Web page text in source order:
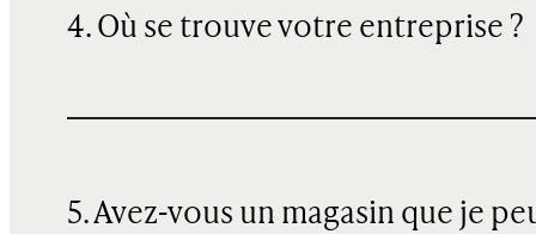
4. Où se trouve votre entreprise ?
5. Avez-vous un magasin que je